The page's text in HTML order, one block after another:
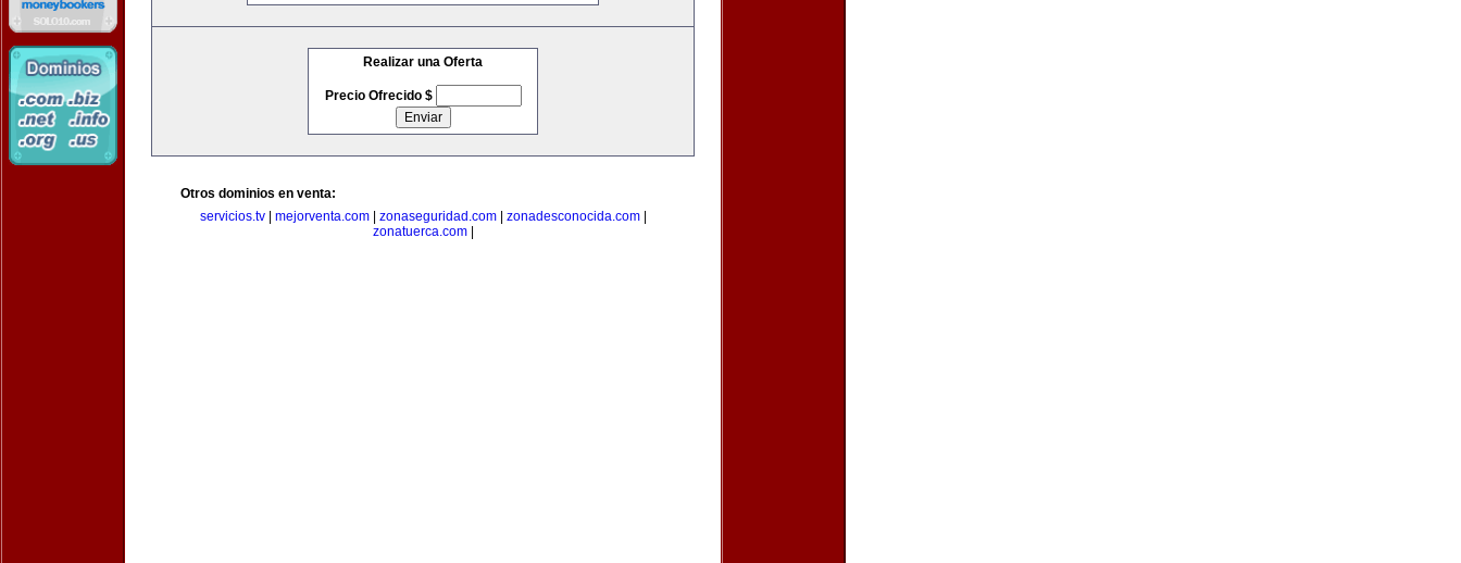
Realizar una Oferta
Precio Ofrecido $
Otros dominios en venta:
servicios.tv| mejorventa.com| zonaseguridad.com| zonadesconocida.com|
zonatuerca.com|